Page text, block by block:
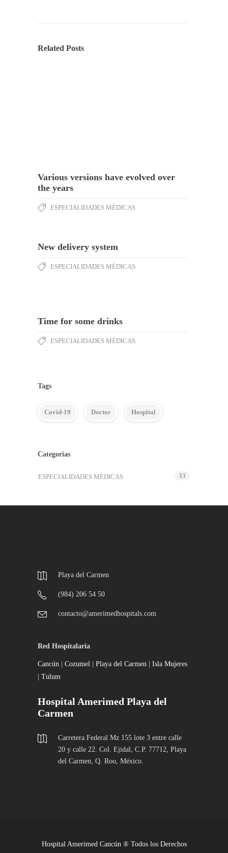
Related Posts
Various versions have evolved over
the years
ESPECIALIDADES MÉDICAS
New delivery system
ESPECIALIDADES MÉDICAS
Time for some drinks
ESPECIALIDADES MÉDICAS
Tags
Covid-19 Doctor Hospital
Categorías
ESPECIALIDADES MÉDICAS 33
Playa del Carmen
(984) 206 54 50
contacto@amerimedhospitals.com
Red Hospitalaria
Cancún Cozumel Playa del Carmen
Isla Mujeres
Tulum
Hospital Amerimed Playa del
Carmen
Carretera Federal Mz 155 lote 3 entre calle
20 y calle 22. Col. Ejidal, C.P. 77712, Playa
del Carmen, Q. Roo, México.
Hospital Amerimed Cancún ® Todos los Derechos